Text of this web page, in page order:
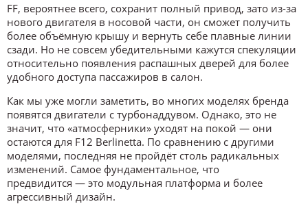
FF, вероятнее всего, сохранит полный привод, зато из-за
нового двигателя в носовой части, он сможет получить
более объёмную крышу и вернуть себе плавные линии
сзади. Но не совсем убедительными кажутся спекуляции
относительно появления распашных дверей для более
удобного доступа пассажиров в салон.
Как мы уже могли заметить, во многих моделях бренда
появятся двигатели с турбонаддувом. Однако, это не
значит, что «атмосферники» уходят на покой — они
остаются для F12 Berlinetta. По сравнению с другими
моделями, последняя не пройдёт столь радикальных
изменений. Самое фундаментальное, что
предвидится — это модульная платформа и более
агрессивный дизайн.